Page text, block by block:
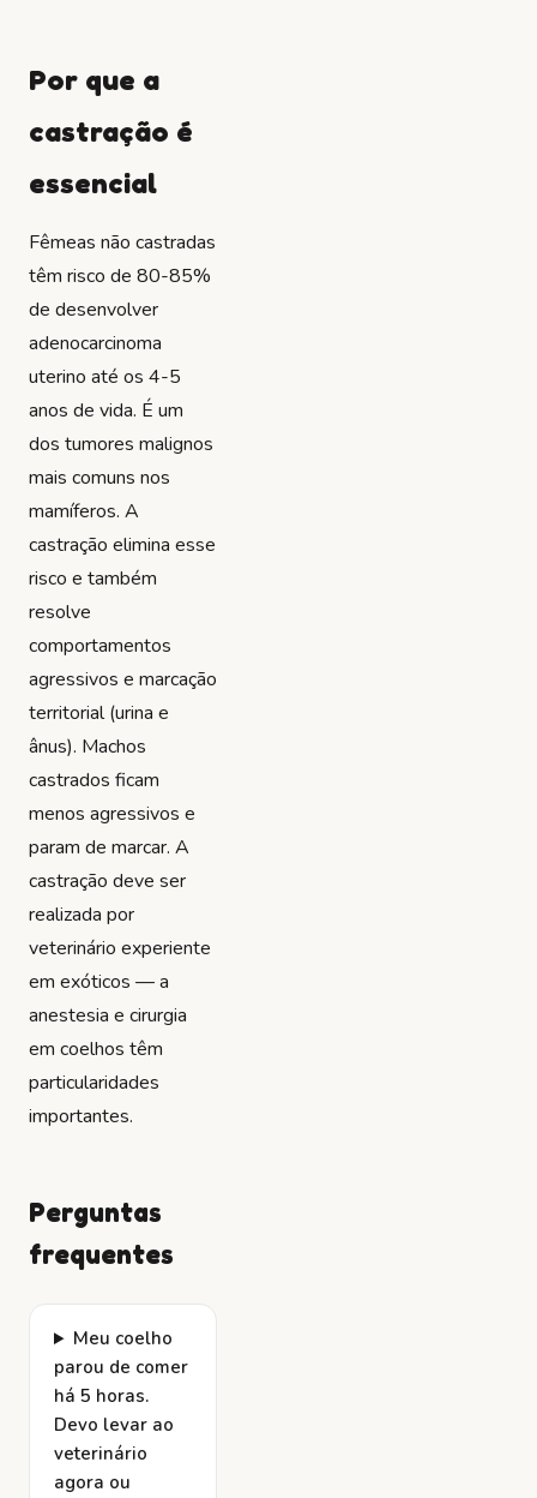
Por que a
castração é
essencial
Fêmeas não castradas
têm risco de 80-85%
de desenvolver
adenocarcinoma
uterino até os 4-5
anos de vida. É um
dos tumores malignos
mais comuns nos
mamíferos. A
castração elimina esse
risco e também
resolve
comportamentos
agressivos e marcação
territorial (urina e
ânus). Machos
castrados ficam
menos agressivos e
param de marcar. A
castração deve ser
realizada por
veterinário experiente
em exóticos — a
anestesia e cirurgia
em coelhos têm
particularidades
importantes.
Perguntas
frequentes
Meu coelho
parou de comer
há 5 horas.
Devo levar ao
veterinário
agora ou